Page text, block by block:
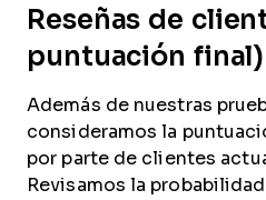
Reseñas de
puntuación final)
Además de nuestras
consideramos la
por parte de clientes
Revisamos la